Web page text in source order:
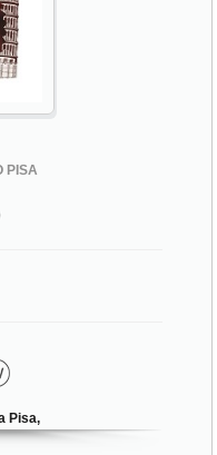
PISA
Pisa,